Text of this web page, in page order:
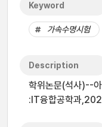
Keyword
가속수명시험
Description
학위논문(석사)--
:IT융합공학과